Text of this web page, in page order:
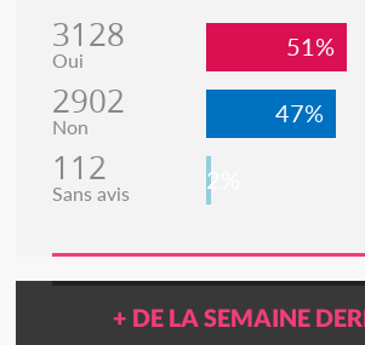
3128
Oui 51%
2902
Non 47%
112
Sans avis 2%
+ DE LA SEMAINE